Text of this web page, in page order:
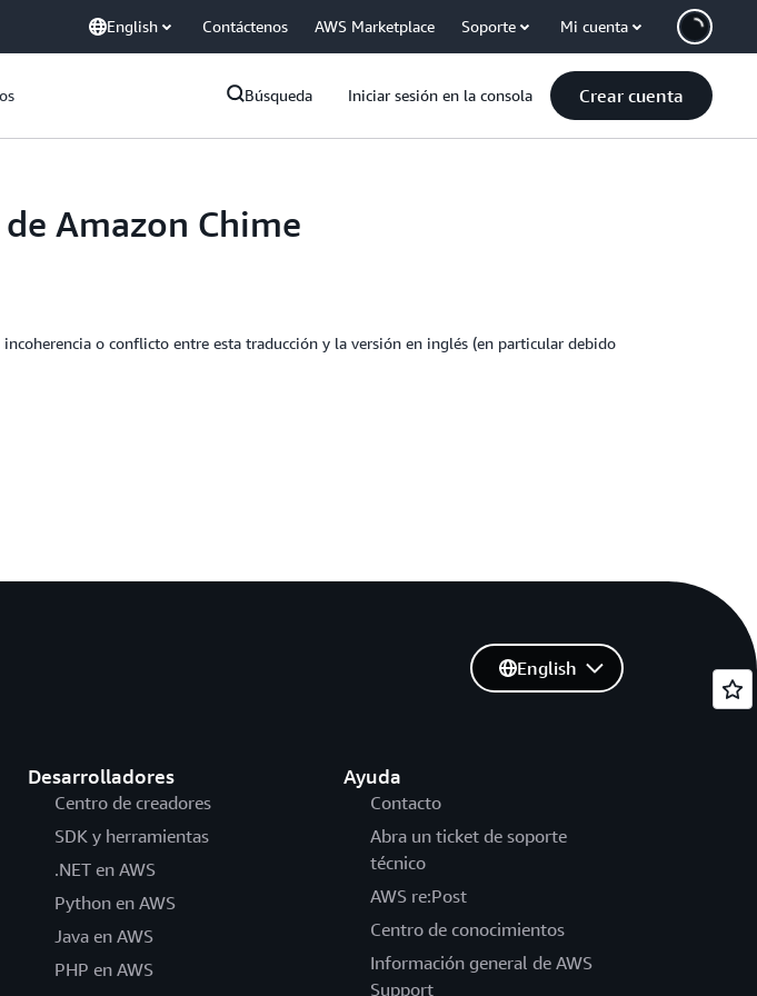
English Contáctenos AWS Marketplace Soporte Mi cuenta
Búsqueda Iniciar sesión en la consola Crear cuenta
Amazon Chime
o conflicto entre esta traducción y la versión en inglés (en particular debido
Desarrolladores
Centro de creadores
SDK y herramientas
.NET en AWS
Python en AWS
Java en AWS
PHP en AWS
Ayuda
Contacto
Abra un ticket de soporte
técnico
AWS re:Post
Centro de conocimientos
Información general de AWS
Support
English